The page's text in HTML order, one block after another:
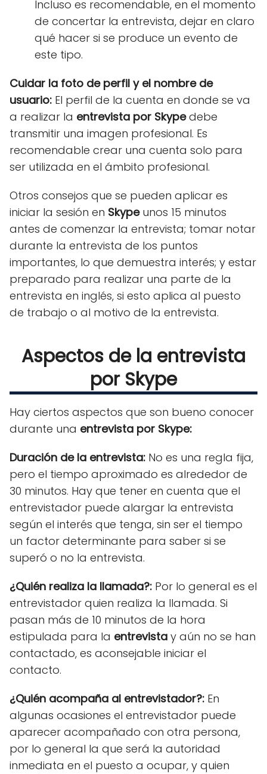
Incluso es recomendable, en el momento
de concertar la entrevista, dejar en claro
qué hacer si se produce un evento de
este tipo.
Cuidar la foto de perfil y el nombre de
usuario: El perfil de la cuenta en donde se va
a realizar la entrevista por Skypedebe
transmitir una imagen profesional. Es
recomendable crear una cuenta solo para
ser utilizada en el ámbito profesional.
Otros consejos que se pueden aplicar es
iniciar la sesión en Skypeunos 15 minutos
antes de comenzar la entrevista; tomar notar
durante la entrevista de los puntos
importantes, lo que demuestra interés; y estar
preparado para realizar una parte de la
entrevista en inglés, si esto aplica al puesto
de trabajo o al motivo de la entrevista.
Aspectos de la entrevista
por Skype
Hay ciertos aspectos que son bueno conocer
durante una entrevista por Skype:
Duración de la entrevista: No es una regla fija,
pero el tiempo aproximado es alrededor de
30 minutos. Hay que tener en cuenta que el
entrevistador puede alargar la entrevista
según el interés que tenga, sin ser el tiempo
un factor determinante para saber si se
superó o no la entrevista.
¿Quién realiza la llamada?: Por lo general es el
entrevistador quien realiza la llamada. Si
pasan más de 10 minutos de la hora
estipulada para la entrevista y aún no se han
contactado, es aconsejable iniciar el
contacto.
¿Quién acompaña al entrevistador?: En
algunas ocasiones el entrevistador puede
aparecer acompañado con otra persona,
por lo general la que será la autoridad
inmediata en el puesto a ocupar, y quien